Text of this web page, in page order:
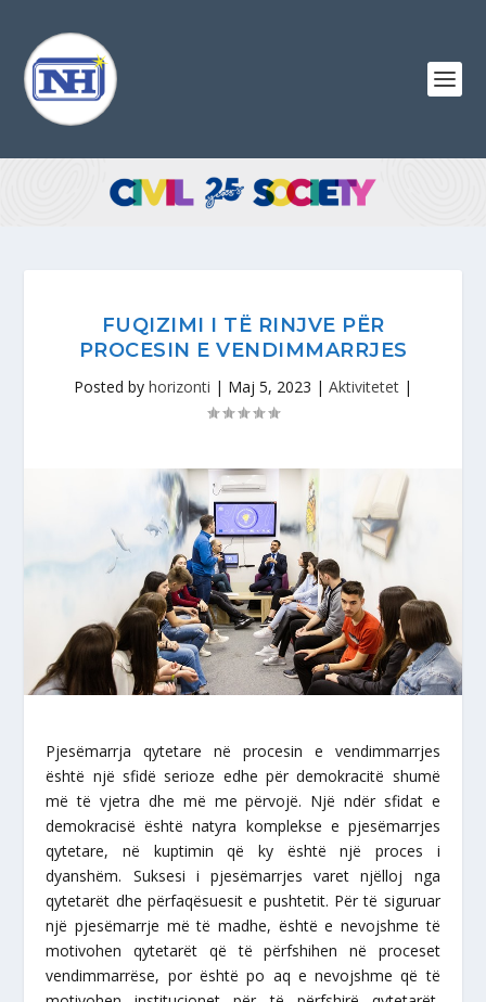
FUQIZIMI I TË RINJVE PËR
PROCESIN E VENDIMMARRJES
Posted by horizonti | Maj 5, 2023 | Aktivitetet |
Pjesëmarrja qytetare në procesin e vendimmarrjes
është një sfidë serioze edhe për demokracitë shumë
më të vjetra dhe më me përvojë. Një ndër sfidat e
demokracisë është natyra komplekse e pjesëmarrjes
qytetare, në kuptimin që ky është një proces i
dyanshëm. Suksesi i pjesëmarrjes varet njëlloj nga
qytetarët dhe përfaqësuesit e pushtetit. Për të siguruar
një pjesëmarrje më të madhe, është e nevojshme të
motivohen qytetarët që të përfshihen në proceset
vendimmarrëse, por është po aq e nevojshme që të